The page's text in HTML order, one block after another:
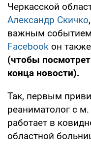
Черкасской
Александр Скичко
важным событием
Facebook он
(чтобы
конца новости).
Так, первым
реаниматолог с
работает в
областной